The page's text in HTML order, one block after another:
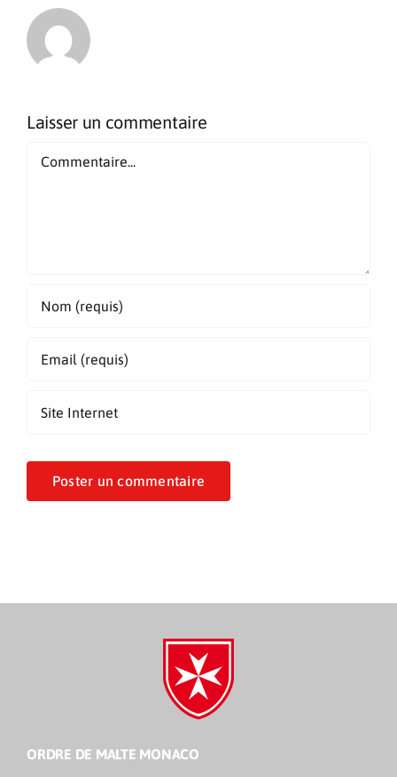
Laisser un commentaire
Commentaire
ORDRE DE MALTE MONACO